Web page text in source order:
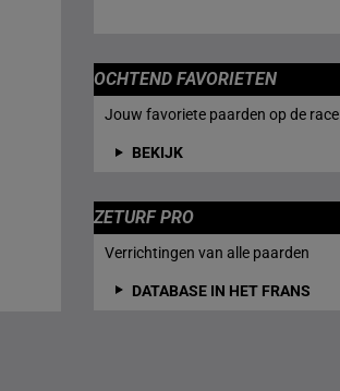
OCHTEND FAVORIETEN
Jouw favoriete paarden op de race
BEKIJK
ZETURF PRO
Verrichtingen van alle paarden
DATABASE IN HET FRANS